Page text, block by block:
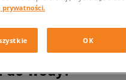
do wody?
OK